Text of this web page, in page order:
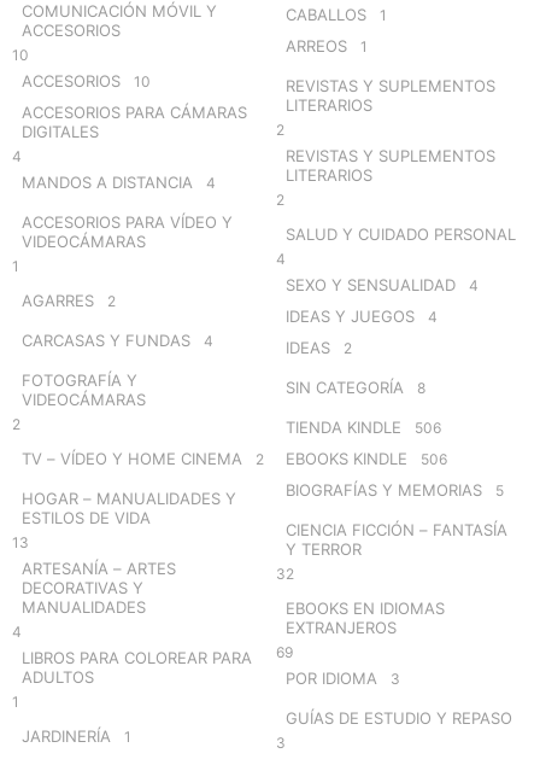
COMUNICACIÓN MÓVIL Y
ACCESORIOS
10
ACCESORIOS 10
ACCESORIOS PARA CÁMARAS
DIGITALES
4
MANDOS A DISTANCIA 4
ACCESORIOS PARA VÍDEO Y
VIDEOCÁMARAS
1
AGARRES 2
CARCASAS Y FUNDAS 4
FOTOGRAFÍA Y
VIDEOCÁMARAS
2
TV – VÍDEO Y HOME CINEMA 2
HOGAR – MANUALIDADES Y
ESTILOS DE VIDA
13
ARTESANÍA – ARTES
DECORATIVAS Y
MANUALIDADES
4
LIBROS PARA COLOREAR PARA
ADULTOS
1
JARDINERÍA 1
CABALLOS 1
ARREOS 1
REVISTAS Y SUPLEMENTOS
LITERARIOS
2
REVISTAS Y SUPLEMENTOS
LITERARIOS
2
SALUD Y CUIDADO PERSONAL
4
SEXO Y SENSUALIDAD 4
IDEAS Y JUEGOS 4
IDEAS 2
SIN CATEGORÍA 8
TIENDA KINDLE 506
EBOOKS KINDLE 506
BIOGRAFÍAS Y MEMORIAS 5
CIENCIA FICCIÓN – FANTASÍA
Y TERROR
32
EBOOKS EN IDIOMAS
EXTRANJEROS
69
POR IDIOMA 3
GUÍAS DE ESTUDIO Y REPASO
3